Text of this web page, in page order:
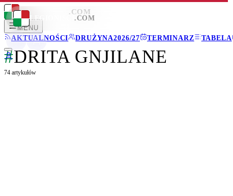
LEGIONISCI .COM
MENU
AKTUALNOŚCI
DRUŻYNA2026/27 TERMINARZ TABELA
LEGIONISCI .COM
#DRITA GNJILANE
74 artykułów